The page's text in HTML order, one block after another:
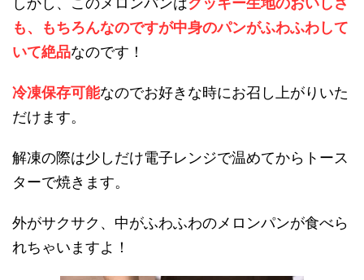
も、もちろんなのですが中身のパンがふわふわして
いて絶品なのです！
冷凍保存可能なのでお好きな時にお召し上がりいた
だけます。
解凍の際は少しだけ電子レンジで温めてからトース
ターで焼きます。
外がサクサク、中がふわふわのメロンパンが食べら
れちゃいますよ！